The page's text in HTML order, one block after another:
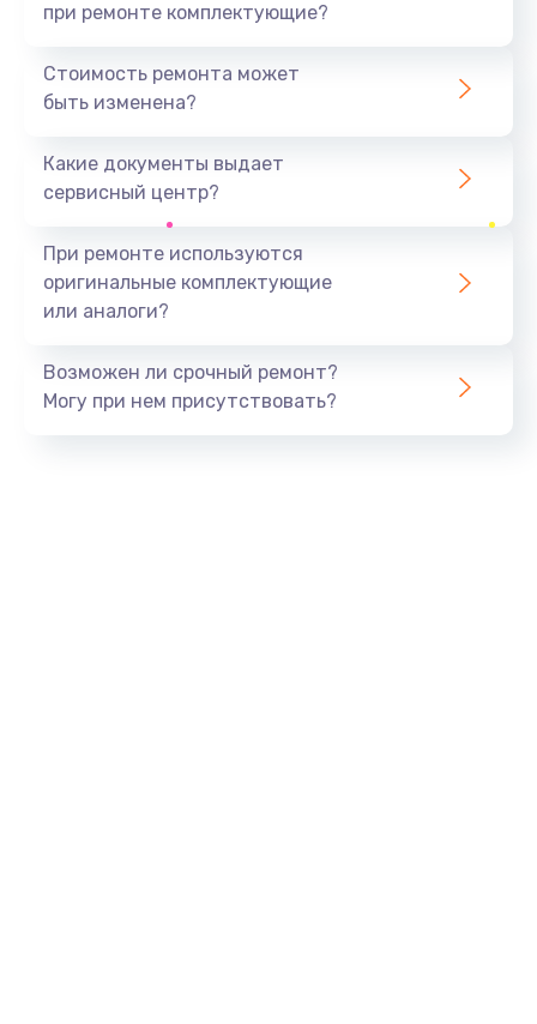
при ремонте комплектующие?
Стоимость ремонта может
быть изменена?
Какие документы выдает
сервисный центр?
При ремонте используются
оригинальные комплектующие
или аналоги?
Возможен ли срочный ремонт?
Могу при нем присутствовать?